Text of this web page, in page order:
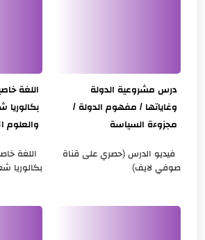
درس مشروعية الدولة
وغاياتها / مفهوم الدولة /
مجزوءة السياسة
فيديو الدرس (حصري على قناة
صوفي لايف)
الدرس مجزوءة السياسة
اللغة
بكالوريا
والعلوم
بكالوريا
خاصية